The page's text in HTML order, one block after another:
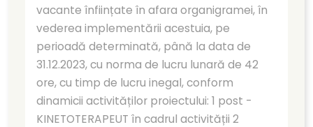
vacante înființate în afara organigramei, în
vederea implementării acestuia, pe
perioadă determinată, până la data de
31.12.2023, cu norma de lucru lunară de 42
ore, cu timp de lucru inegal, conform
dinamicii activităților proiectului: 1 post -
KINETOTERAPEUT în cadrul activității 2